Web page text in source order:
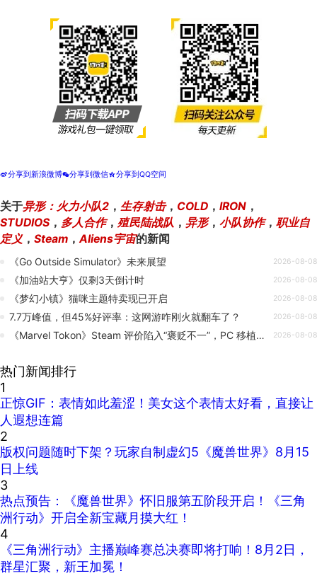
t分享到新浪微博w分享到微信z分享到QQ空间
关于异形：火力小队2 ， 生存射击， COLD ， IRON ，
STUDIOS， 多人合作， 殖民陆战队 ， 异形， 小队协作， 职业自
定义， Steam ，Aliens宇宙的新闻
《Go Outside Simulator》未来展望 2026-08-08
《加油站大亨》仅剩3天倒计时 2026-08-08
《梦幻小镇》猫咪主题特卖现已开启 2026-08-08
7.7万峰值，但45%好评率：这网游咋刚火就翻车了？ 2026-08-08
《Marvel Tokon》Steam 评价陷入“褒贬不一”，PC 移植版表现糟糕引发玩家投诉，Arc System Works 对此做出回应。 2026-08-08
热门新闻排行
1
正惊GIF：表情如此羞涩！美女这个表情太好看，直接让
人遐想连篇
2
版权问题随时下架？玩家自制虚幻5《魔兽世界》8月15
日上线
3
热点预告：《魔兽世界》怀旧服第五阶段开启！《三角
洲行动》开启全新宝藏月摸大红！
4
《三角洲行动》主播巅峰赛总决赛即将打响！8月2日，
群星汇聚，新王加冕！